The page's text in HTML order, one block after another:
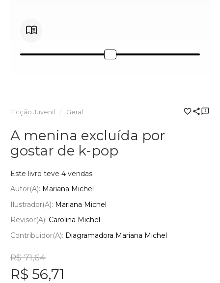
Ficção Juvenil Geral
A menina excluída por
gostar de k-pop
Este livro teve 4 vendas
Autor(a): Mariana Michel
Ilustrador(a): Mariana Michel
Revisor(a): Carolina Michel
Contribuidor(a): Diagramadora Mariana Michel
R$ 71,64
R$ 56,71